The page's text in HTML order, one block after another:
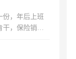
份，年后上班
干，保险销售